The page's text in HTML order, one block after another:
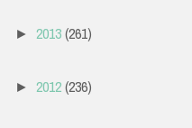
► 2013(261)
► 2012(236)